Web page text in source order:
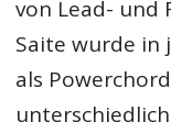
von Lead- und
Saite wurde in
als